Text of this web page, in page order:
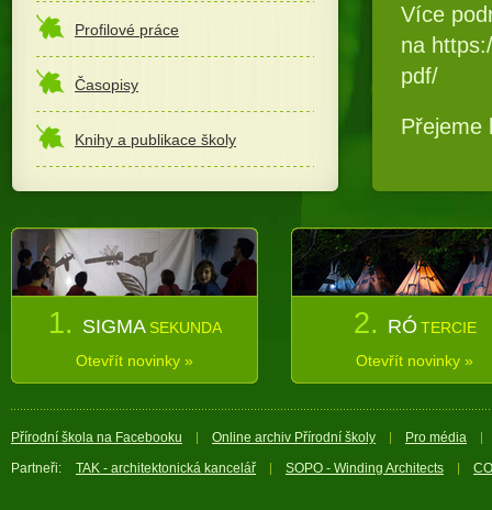
Profilové práce
Časopisy
Knihy a publikace školy
Více
na
pdf/
Přejeme
1. SIGMA SEKUNDA
Otevřít novinky »
2. RÓ TERCIE
Otevřít novinky »
Přírodní škola na Facebooku Online archiv Přírodní školy
Pro média
Partneři:
TAK - architektonická kancelář SOPO - Winding Architects